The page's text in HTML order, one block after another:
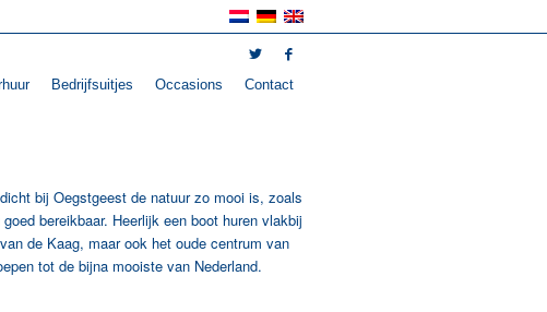
Bedrijfsuitjes Occasions Contact
bij Oegstgeest de natuur zo mooi is, zoals
bereikbaar. Heerlijk een boot huren vlakbij
de Kaag, maar ook het oude centrum van
tot de bijna mooiste van Nederland.